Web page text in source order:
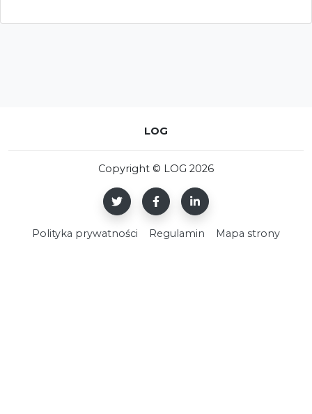
LOG
Copyright © LOG 2026
Polityka prywatności Regulamin Mapa strony